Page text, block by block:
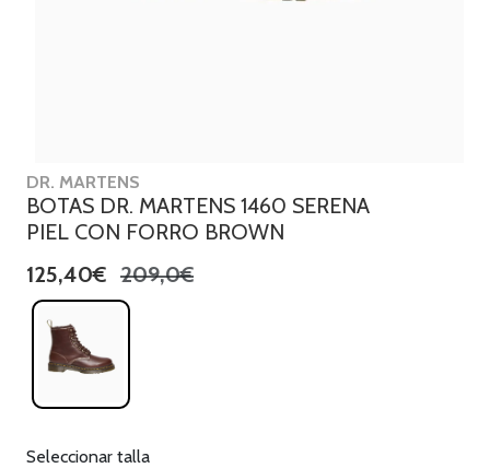
DR. MARTENS
BOTAS DR. MARTENS 1460 SERENA
PIEL CON FORRO BROWN
125,40€ 209,0€
Seleccionar talla